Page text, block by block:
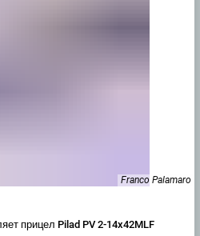
Franco Palamaro
прицел Pilad PV 2-14x42MLF